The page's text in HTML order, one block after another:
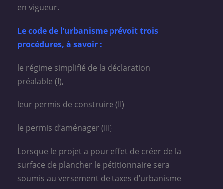
en vigueur.
Le code de l’urbanisme prévoit trois
procédures, à savoir :
le régime simplifié de la déclaration
préalable (I),
leur permis de construire (II)
le permis d’aménager (III)
Lorsque le projet a pour effet de créer de la
surface de plancher le pétitionnaire sera
soumis au versement de taxes d’urbanisme